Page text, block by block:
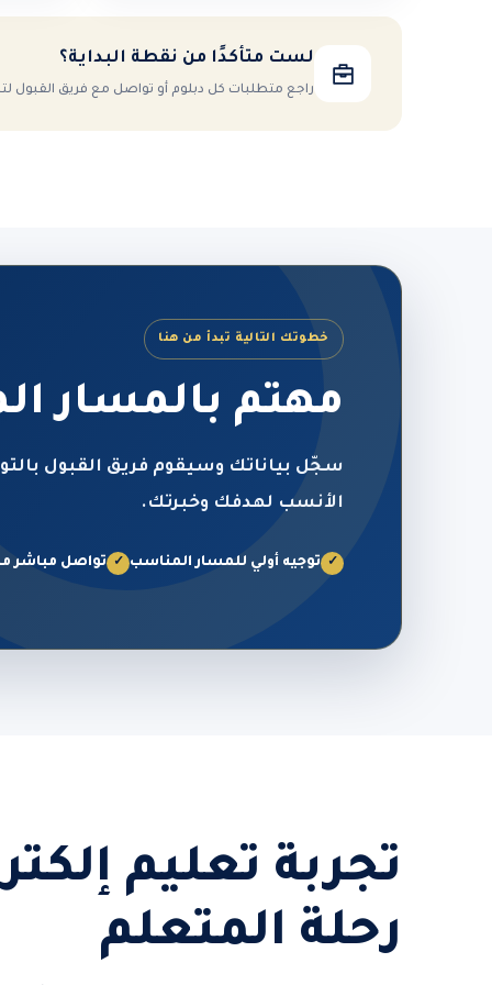
لست متأكدًا من نقطة البداية؟
راجع متطلبات كل دبلوم أو تواصل مع فريق القبول
خطوتك التالية تبدأ من هنا
مهتم بالمسار
سجّل بياناتك وسيقوم فريق القبول
الأنسب لهدفك وخبرتك.
✓ توجيه أولي للمسار المناسب ✓ تواصل مباشر
تجربة تعليم
رحلة المتعلم